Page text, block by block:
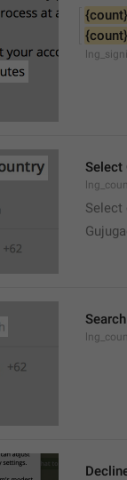
{count}
{count}
Select
Select
Search